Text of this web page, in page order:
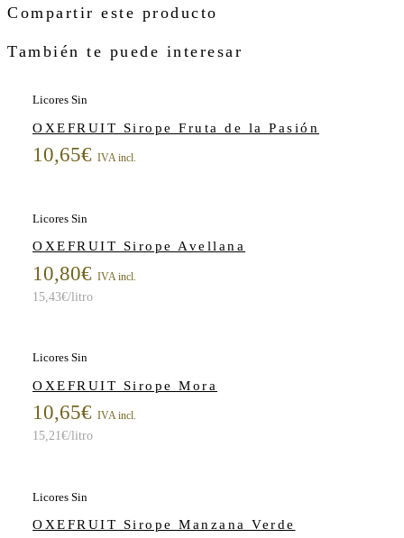
Compartir este producto
También te puede interesar
Licores Sin
OXEFRUIT Sirope Fruta de la Pasión
10,65€ IVA incl.
Licores Sin
OXEFRUIT Sirope Avellana
10,80€ IVA incl.
15,43€/litro
Licores Sin
OXEFRUIT Sirope Mora
10,65€ IVA incl.
15,21€/litro
Licores Sin
OXEFRUIT Sirope Manzana Verde